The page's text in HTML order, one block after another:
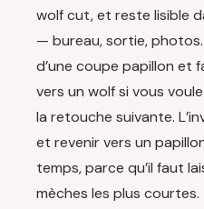
wolf cut, et reste lisible
— bureau, sortie,
d’une coupe papillon et
vers un wolf si vous
la retouche suivante.
et revenir vers un
temps, parce qu’il faut
mèches les plus courtes.